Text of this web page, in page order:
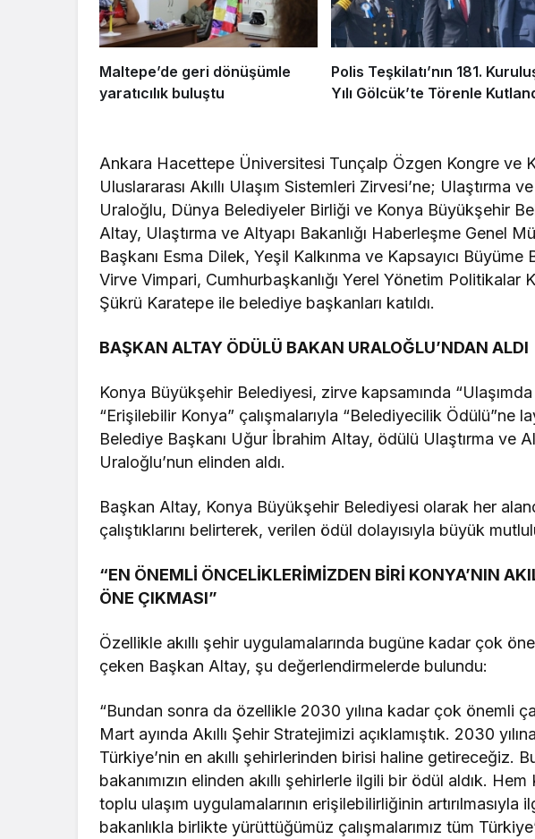
Maltepe’de geri dönüşümle
yaratıcılık buluştu
Polis Teşkilatı’nın 181.
Yılı Gölcük’te Törenle
Ankara Hacettepe Üniversitesi Tunçalp Özgen Kongre ve
Uluslararası Akıllı Ulaşım Sistemleri Zirvesi’ne; Ulaştırma
Uraloğlu, Dünya Belediyeler Birliği ve Konya Büyükşehir
Altay, Ulaştırma ve Altyapı Bakanlığı Haberleşme Genel
Başkanı Esma Dilek, Yeşil Kalkınma ve Kapsayıcı Büyüme
Virve Vimpari, Cumhurbaşkanlığı Yerel Yönetim Politikalar
Şükrü Karatepe ile belediye başkanları katıldı.
BAŞKAN ALTAY ÖDÜLÜ BAKAN URALOĞLU’NDAN ALDI
Konya Büyükşehir Belediyesi, zirve kapsamında “Ulaşımda
“Erişilebilir Konya” çalışmalarıyla “Belediyecilik Ödülü”ne
Belediye Başkanı Uğur İbrahim Altay, ödülü Ulaştırma ve
Uraloğlu’nun elinden aldı.
Başkan Altay, Konya Büyükşehir Belediyesi olarak her
çalıştıklarını belirterek, verilen ödül dolayısıyla büyük
“EN ÖNEMLİ ÖNCELİKLERİMİZDEN BİRİ KONYA’NIN
ÖNE ÇIKMASI”
Özellikle akıllı şehir uygulamalarında bugüne kadar çok
çeken Başkan Altay, şu değerlendirmelerde bulundu:
“Bundan sonra da özellikle 2030 yılına kadar çok önemli
Mart ayında Akıllı Şehir Stratejimizi açıklamıştık. 2030
Türkiye’nin en akıllı şehirlerinden birisi haline getireceğiz.
bakanımızın elinden akıllı şehirlerle ilgili bir ödül aldık.
toplu ulaşım uygulamalarının erişilebilirliğinin artırılmasıyla
bakanlıkla birlikte yürüttüğümüz çalışmalarımız tüm